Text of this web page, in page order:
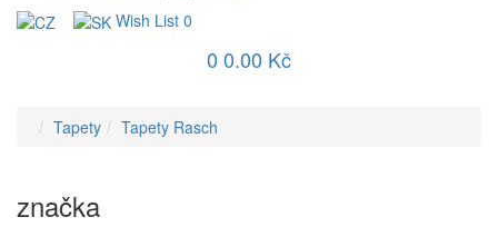
Wish List 0
0 0.00 Kč
Tapety Tapety Rasch
značka